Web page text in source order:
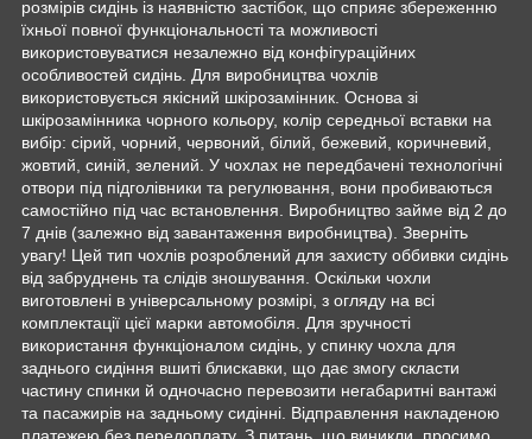
розмірів сидінь із наявністю застібок, що сприяє збереженню
їхньої повної функціональності та можливості
використовуватися незалежно від конфігураційних
особливостей сидінь. Для виробництва чохлів
використовується якісний шкірозамінник. Основа зі
шкірозамінника чорного кольору, колір середньої вставки на
вибір: сірий, чорний, червоний, білий, бежевий, коричневий,
жовтий, синій, зелений. У чохлах не передбачені технологічні
отвори під підголівники та регулювання, вони пробиваються
самостійно під час встановлення. Виробництво займе від 2 до
7 днів (залежно від завантаження виробництва). Зверніть
увагу! Цей тип чохлів розроблений для захисту оббивки сидінь
від забруднень та слідів зношування. Оскільки чохли
виготовлені в універсальному розмірі, з огляду на всі
комплектації цієї марки автомобіля. Для зручності
використання функціоналом сидінь, у спинку чохла для
заднього сидіння вшиті блискавки, що дає змогу скласти
частину спинки й одночасно перевозити негабаритні вантажі
та пасажирів на задньому сидінні. Відправлення накладеною
платежею без передоплату. З питань, що виникли, просимо